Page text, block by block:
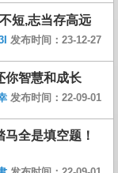
短,志当存高远
发布时间：23-12-27
你智慧和成长
发布时间：22-09-01
全是填空题！